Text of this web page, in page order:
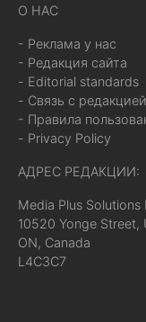
О НАС
- Реклама у нас
- Редакция сайта
- Editorial standards
- Связь с редакцией
- Правила
- Privacy Policy
АДРЕС РЕДАКЦИИ:
Media Plus Solutions
10520 Yonge Street,
ON, Canada
L4C3C7